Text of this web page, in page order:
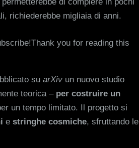
di compiere in pochi
richiederebbe migliaia di anni.
you for reading this
su arXiv un nuovo studio
teorica – per costruire un
un tempo limitato. Il progetto si
e stringhe cosmiche, sfruttando le